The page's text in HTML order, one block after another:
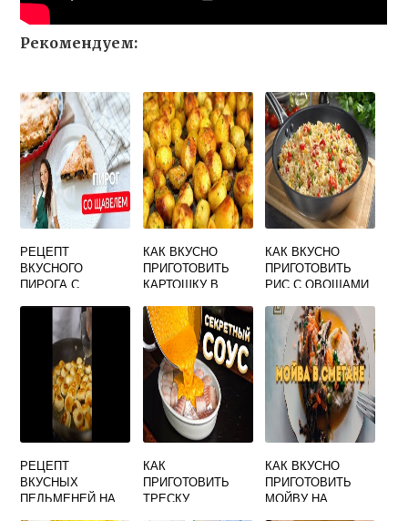
Рекомендуем:
РЕЦЕПТ
ВКУСНОГО
ПИРОГА С
КАК ВКУСНО
ПРИГОТОВИТЬ
КАРТОШКУ В
КОЖУРОЙ
КАК ВКУСНО
ПРИГОТОВИТЬ
РИС С ОВОЩАМИ
РЕЦЕПТ
ВКУСНЫХ
ПЕЛЬМЕНЕЙ НА
КАК
ПРИГОТОВИТЬ
ТРЕСКУ
КАК ВКУСНО
ПРИГОТОВИТЬ
МОЙВУ НА